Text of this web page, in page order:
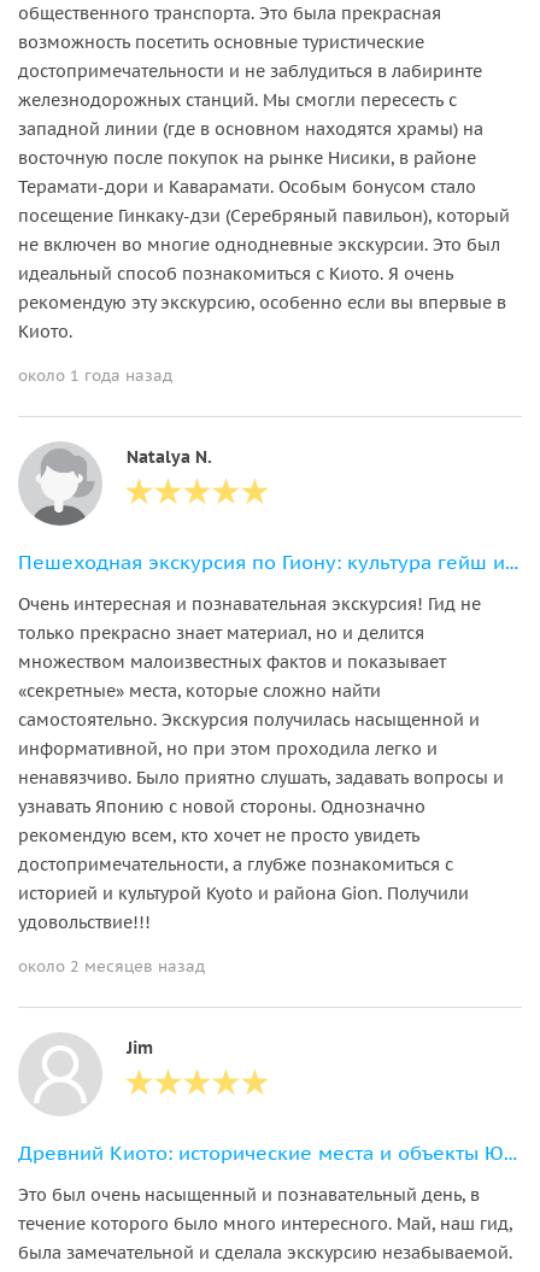
общественного транспорта. Это была прекрасная
возможность посетить основные туристические
достопримечательности и не заблудиться в лабиринте
железнодорожных станций. Мы смогли пересесть с
западной линии (где в основном находятся храмы) на
восточную после покупок на рынке Нисики, в районе
Терамати-дори и Каварамати. Особым бонусом стало
посещение Гинкаку-дзи (Серебряный павильон), который
не включен во многие однодневные экскурсии. Это был
идеальный способ познакомиться с Киото. Я очень
рекомендую эту экскурсию, особенно если вы впервые в
Киото.
около 1 года назад
Natalya N.
Пешеходная экскурсия по Гиону: культура гейш и древние храмы
Очень интересная и познавательная экскурсия! Гид не
только прекрасно знает материал, но и делится
множеством малоизвестных фактов и показывает
«секретные» места, которые сложно найти
самостоятельно. Экскурсия получилась насыщенной и
информативной, но при этом проходила легко и
ненавязчиво. Было приятно слушать, задавать вопросы и
узнавать Японию с новой стороны. Однозначно
рекомендую всем, кто хочет не просто увидеть
достопримечательности, а глубже познакомиться с
историей и культурой Kyoto и района Gion. Получили
удовольствие!!!
около 2 месяцев назад
Jim
Древний Киото: исторические места и объекты ЮНЕСКО (обед включен)
Это был очень насыщенный и познавательный день, в
течение которого было много интересного. Май, наш гид,
была замечательной и сделала экскурсию незабываемой.